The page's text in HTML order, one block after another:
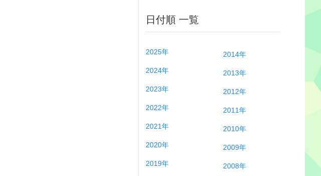
日付順 一覧
2025年
2024年
2023年
2022年
2021年
2020年
2019年
2014年
2013年
2012年
2011年
2010年
2009年
2008年